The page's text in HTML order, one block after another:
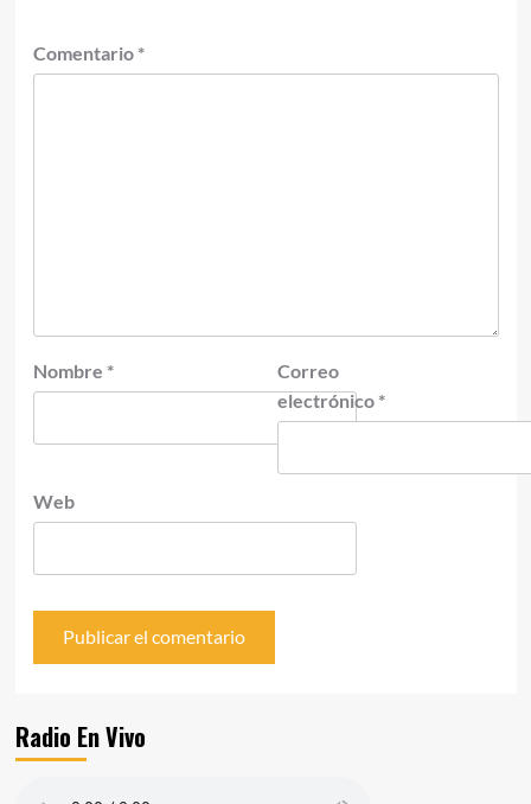
Comentario *
Nombre *
Correo
electrónico *
Web
Radio En Vivo